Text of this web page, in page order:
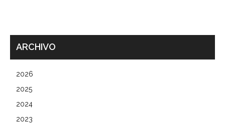
ARCHIVO
2026
2025
2024
2023